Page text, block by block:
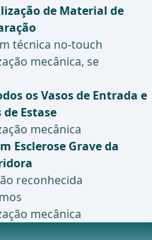
de Material de
técnica no-touch
mecânica, se
os Vasos de Entrada e
Estase
mecânica
Esclerose Grave da
reconhecida
mecânica